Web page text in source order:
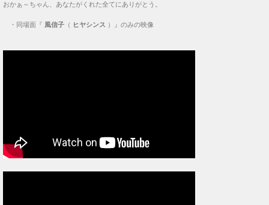
おかぁ～ちゃん、あなたがくれた全てにありがとう。
・ 同場面『 風信子 （ ヒヤシンス ）』のみの映像